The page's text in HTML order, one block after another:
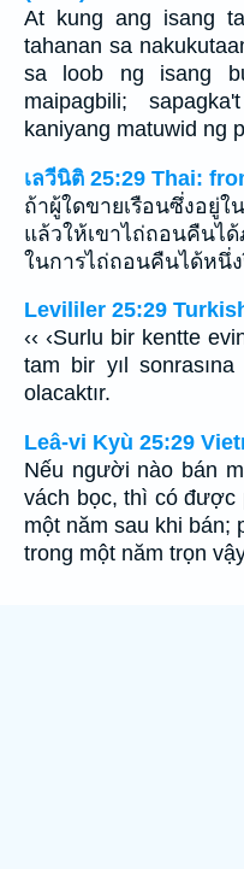
At kung ang isang
tahanan sa
sa loob ng isang
maipagbili;
kaniyang matuwid ng
เลวีนิติ 25:29 Thai:
ถ้าผู้ใดขายเรือนซึ่งอยู่
แล้วให้เขาไถ่ถอนคืนไ
ในการไถ่ถอนคืนได้หนึ่ง
Levililer 25:29
‹‹ ‹Surlu bir kentte
tam bir yıl
olacaktır.
Leâ-vi Kyù 25:29
Nếu người nào bán
vách bọc, thì có được
một năm sau khi bán;
trong một năm trọn